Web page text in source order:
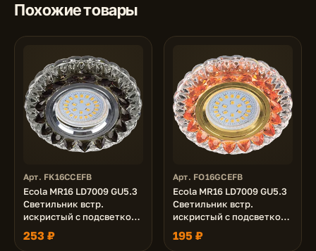
Похожие товары
Арт. FK16CCEFB
Ecola MR16 LD7009 GU5.3
Светильник встр.
искристый с подсветкой
"Кристалл" Прозрачный и
Черный / Хром 30x95
253 ₽
Арт. FO16GCEFB
Ecola MR16 LD7009 GU5.3
Светильник встр.
искристый с подсветкой
"Кристалл" Прозрачный и
Янтарь / Золото 30x95
195 ₽